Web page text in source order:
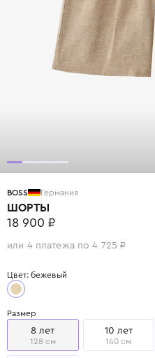
BOSS Германия
ШОРТЫ
18 900 ₽
или 4 платежа по 4 725 ₽
Цвет: бежевый
Размер
8 лет
128 см
10 лет
140 см